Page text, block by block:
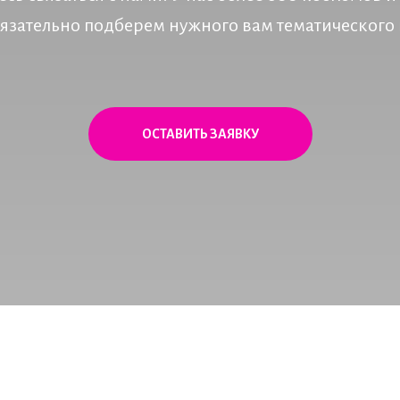
подберем нужного вам тематического
ОСТАВИТЬ ЗАЯВКУ